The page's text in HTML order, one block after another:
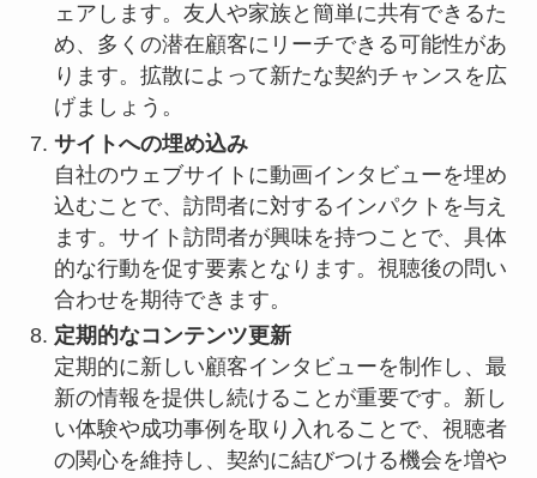
ェアします。友人や家族と簡単に共有できるた
め、多くの潜在顧客にリーチできる可能性があ
ります。拡散によって新たな契約チャンスを広
げましょう。
サイトへの埋め込み
自社のウェブサイトに動画インタビューを埋め
込むことで、訪問者に対するインパクトを与え
ます。サイト訪問者が興味を持つことで、具体
的な行動を促す要素となります。視聴後の問い
合わせを期待できます。
定期的なコンテンツ更新
定期的に新しい顧客インタビューを制作し、最
新の情報を提供し続けることが重要です。新し
い体験や成功事例を取り入れることで、視聴者
の関心を維持し、契約に結びつける機会を増や